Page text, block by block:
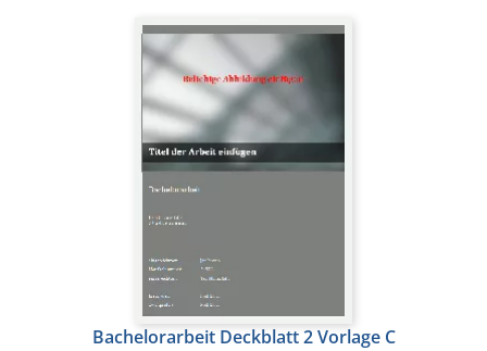
Bachelorarbeit Deckblatt 2 Vorlage C